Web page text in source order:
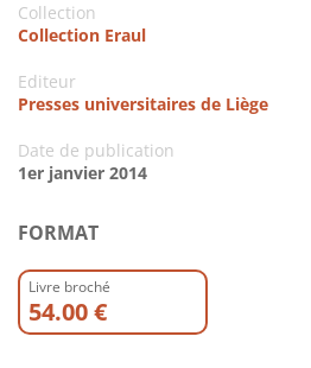
Collection
Collection Eraul
Editeur
Presses universitaires de Liège
Date de publication
1er janvier 2014
FORMAT
Livre broché
54.00 €